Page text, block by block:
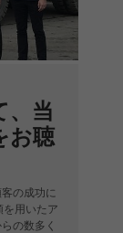
、当
お聴
の成功に
用いたア
の数多く